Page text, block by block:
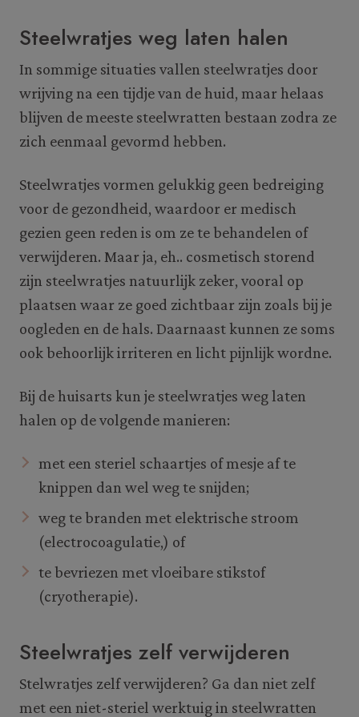
Steelwratjes weg laten halen
In sommige situaties vallen steelwratjes door
wrijving na een tijdje van de huid, maar helaas
blijven de meeste steelwratten bestaan zodra ze
zich eenmaal gevormd hebben.
Steelwratjes vormen gelukkig geen bedreiging
voor de gezondheid, waardoor er medisch
gezien geen reden is om ze te behandelen of
verwijderen. Maar ja, eh.. cosmetisch storend
zijn steelwratjes natuurlijk zeker, vooral op
plaatsen waar ze goed zichtbaar zijn zoals bij je
oogleden en de hals. Daarnaast kunnen ze soms
ook behoorlijk irriteren en licht pijnlijk wordne.
Bij de huisarts kun je steelwratjes weg laten
halen op de volgende manieren:
met een steriel schaartjes of mesje af te
knippen dan wel weg te snijden;
weg te branden met elektrische stroom
(electrocoagulatie,) of
te bevriezen met vloeibare stikstof
(cryotherapie).
Steelwratjes zelf verwijderen
Stelwratjes zelf verwijderen? Ga dan niet zelf
met een niet-steriel werktuig in steelwratten